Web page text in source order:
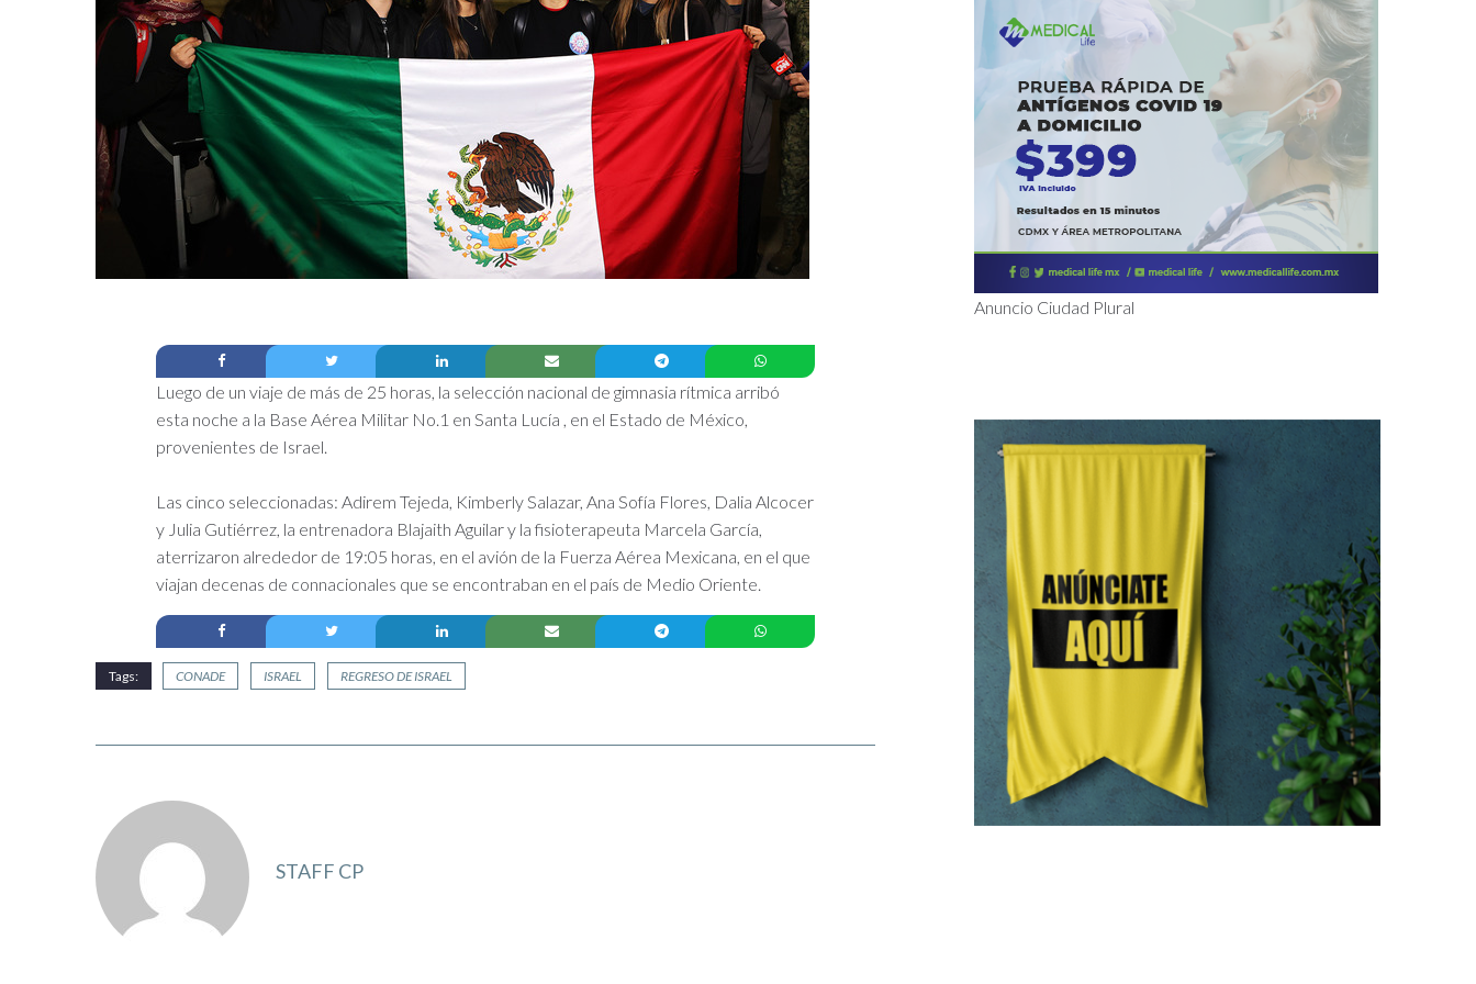
Luego de un viaje de más de 25 horas, la selección nacional de gimnasia rítmica arribó
esta noche a la Base Aérea Militar No.1 en Santa Lucía , en el Estado de México,
provenientes de Israel.
Las cinco seleccionadas: Adirem Tejeda, Kimberly Salazar, Ana Sofía Flores, Dalia Alcocer
y Julia Gutiérrez, la entrenadora Blajaith Aguilar y la fisioterapeuta Marcela García,
aterrizaron alrededor de 19:05 horas, en el avión de la Fuerza Aérea Mexicana, en el que
viajan decenas de connacionales que se encontraban en el país de Medio Oriente.
Tags: CONADE ISRAEL REGRESO DE ISRAEL
STAFF CP
Anuncio Ciudad Plural